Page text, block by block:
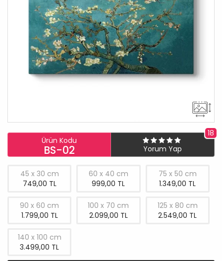
Ürün Kodu
BS-02
18
Yorum Yap
45 x 30 cm
749,00 TL
60 x 40 cm
999,00 TL
75 x 50 cm
1.349,00 TL
90 x 60 cm
1.799,00 TL
100 x 70 cm
2.099,00 TL
125 x 80 cm
2.549,00 TL
140 x 100 cm
3.499,00 TL